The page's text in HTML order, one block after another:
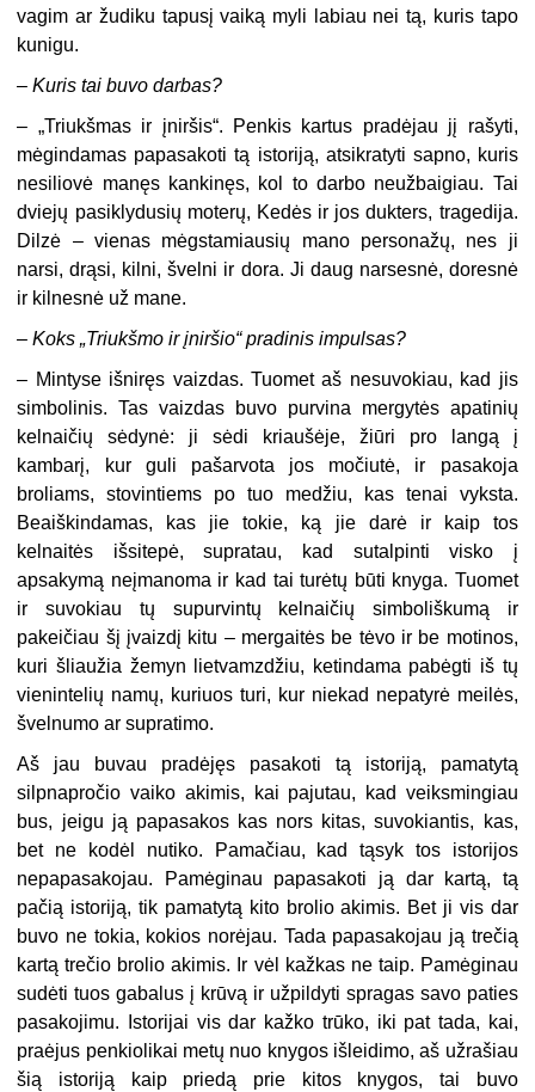
vagim ar žudiku tapusį vaiką myli labiau nei tą, kuris tapo
kunigu.
–Kuris tai buvo darbas?
– „Triukšmas ir įniršis“. Penkis kartus pradėjau jį rašyti,
mėgindamas papasakoti tą istoriją, atsikratyti sapno, kuris
nesiliovė manęs kankinęs, kol to darbo neužbaigiau. Tai
dviejų pasiklydusių moterų, Kedės ir jos dukters, tragedija.
Dilzė – vienas mėgstamiausių mano personažų, nes ji
narsi, drąsi, kilni, švelni ir dora. Ji daug narsesnė, doresnė
ir kilnesnė už mane.
–Koks „Triukšmo ir įniršio“ pradinis impulsas?
– Mintyse išniręs vaizdas. Tuomet aš nesuvokiau, kad jis
simbolinis. Tas vaizdas buvo purvina mergytės apatinių
kelnaičių sėdynė: ji sėdi kriaušėje, žiūri pro langą į
kambarį, kur guli pašarvota jos močiutė, ir pasakoja
broliams, stovintiems po tuo medžiu, kas tenai vyksta.
Beaiškindamas, kas jie tokie, ką jie darė ir kaip tos
kelnaitės išsitepė, supratau, kad sutalpinti visko į
apsakymą neįmanoma ir kad tai turėtų būti knyga. Tuomet
ir suvokiau tų supurvintų kelnaičių simboliškumą ir
pakeičiau šį įvaizdį kitu – mergaitės be tėvo ir be motinos,
kuri šliaužia žemyn lietvamzdžiu, ketindama pabėgti iš tų
vienintelių namų, kuriuos turi, kur niekad nepatyrė meilės,
švelnumo ar supratimo.
Aš jau buvau pradėjęs pasakoti tą istoriją, pamatytą
silpnapročio vaiko akimis, kai pajutau, kad veiksmingiau
bus, jeigu ją papasakos kas nors kitas, suvokiantis, kas,
bet ne kodėl nutiko. Pamačiau, kad tąsyk tos istorijos
nepapasakojau. Pamėginau papasakoti ją dar kartą, tą
pačią istoriją, tik pamatytą kito brolio akimis. Bet ji vis dar
buvo ne tokia, kokios norėjau. Tada papasakojau ją trečią
kartą trečio brolio akimis. Ir vėl kažkas ne taip. Pamėginau
sudėti tuos gabalus į krūvą ir užpildyti spragas savo paties
pasakojimu. Istorijai vis dar kažko trūko, iki pat tada, kai,
praėjus penkiolikai metų nuo knygos išleidimo, aš užrašiau
šią istoriją kaip priedą prie kitos knygos, tai buvo